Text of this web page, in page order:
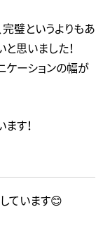
璧というよりもあ
思いました！
ケーションの幅が
す！
ています😊